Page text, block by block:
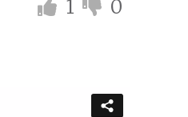
1 0